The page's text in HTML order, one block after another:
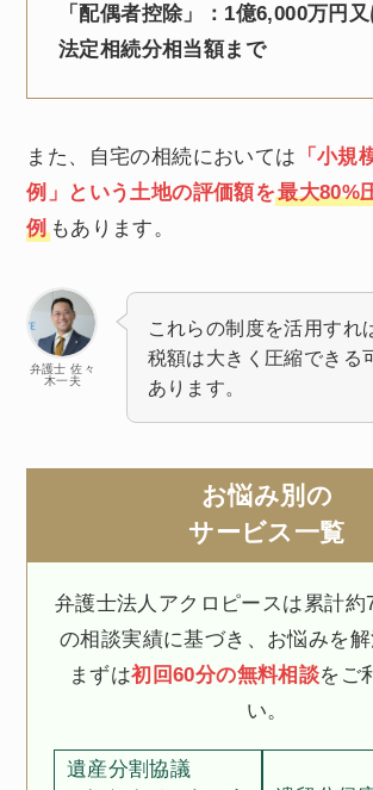
「配偶者控除」：1億6,000万円
法定相続分相当額まで
また、自宅の相続においては 「小規
例」という土地の評価額を最大80%
例もあります。
弁護士 佐々
木一夫
これらの制度を活用すれ
税額は大きく圧縮できる
あります。
お悩み別の
サービス一覧
弁護士法人アクロピースは累計約
の相談実績に基づき、お悩みを解
まずは初回60分の無料相談をご
い。
遺産分割協議